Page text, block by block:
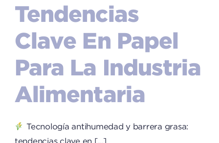
Tendencias
Clave En Papel
Para La Industria
Alimentaria
Tecnología antihumedad y barrera grasa:
tendencias clave en [...]